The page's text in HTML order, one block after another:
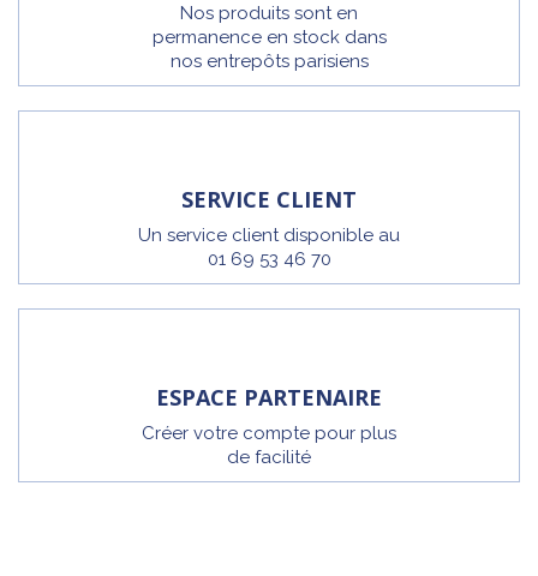
Nos produits sont en
permanence en stock dans
nos entrepôts parisiens
SERVICE CLIENT
Un service client disponible au
01 69 53 46 70
ESPACE PARTENAIRE
Créer votre compte pour plus
de facilité